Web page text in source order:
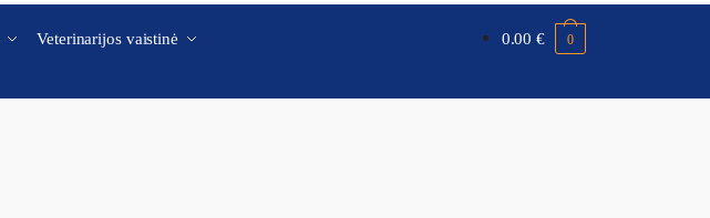
Veterinarijos vaistinė 0.00€ 0